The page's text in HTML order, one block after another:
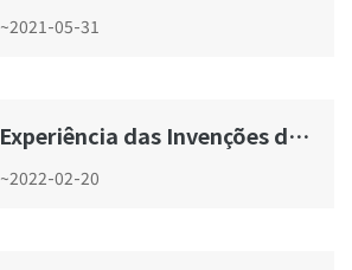
~2021-05-31
Exposição de Experiência das Invenções dos Tempos Antigos da China
~2022-02-20